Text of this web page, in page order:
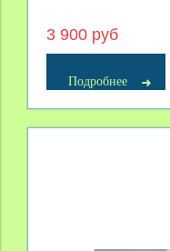
3 900 руб
Подробнее